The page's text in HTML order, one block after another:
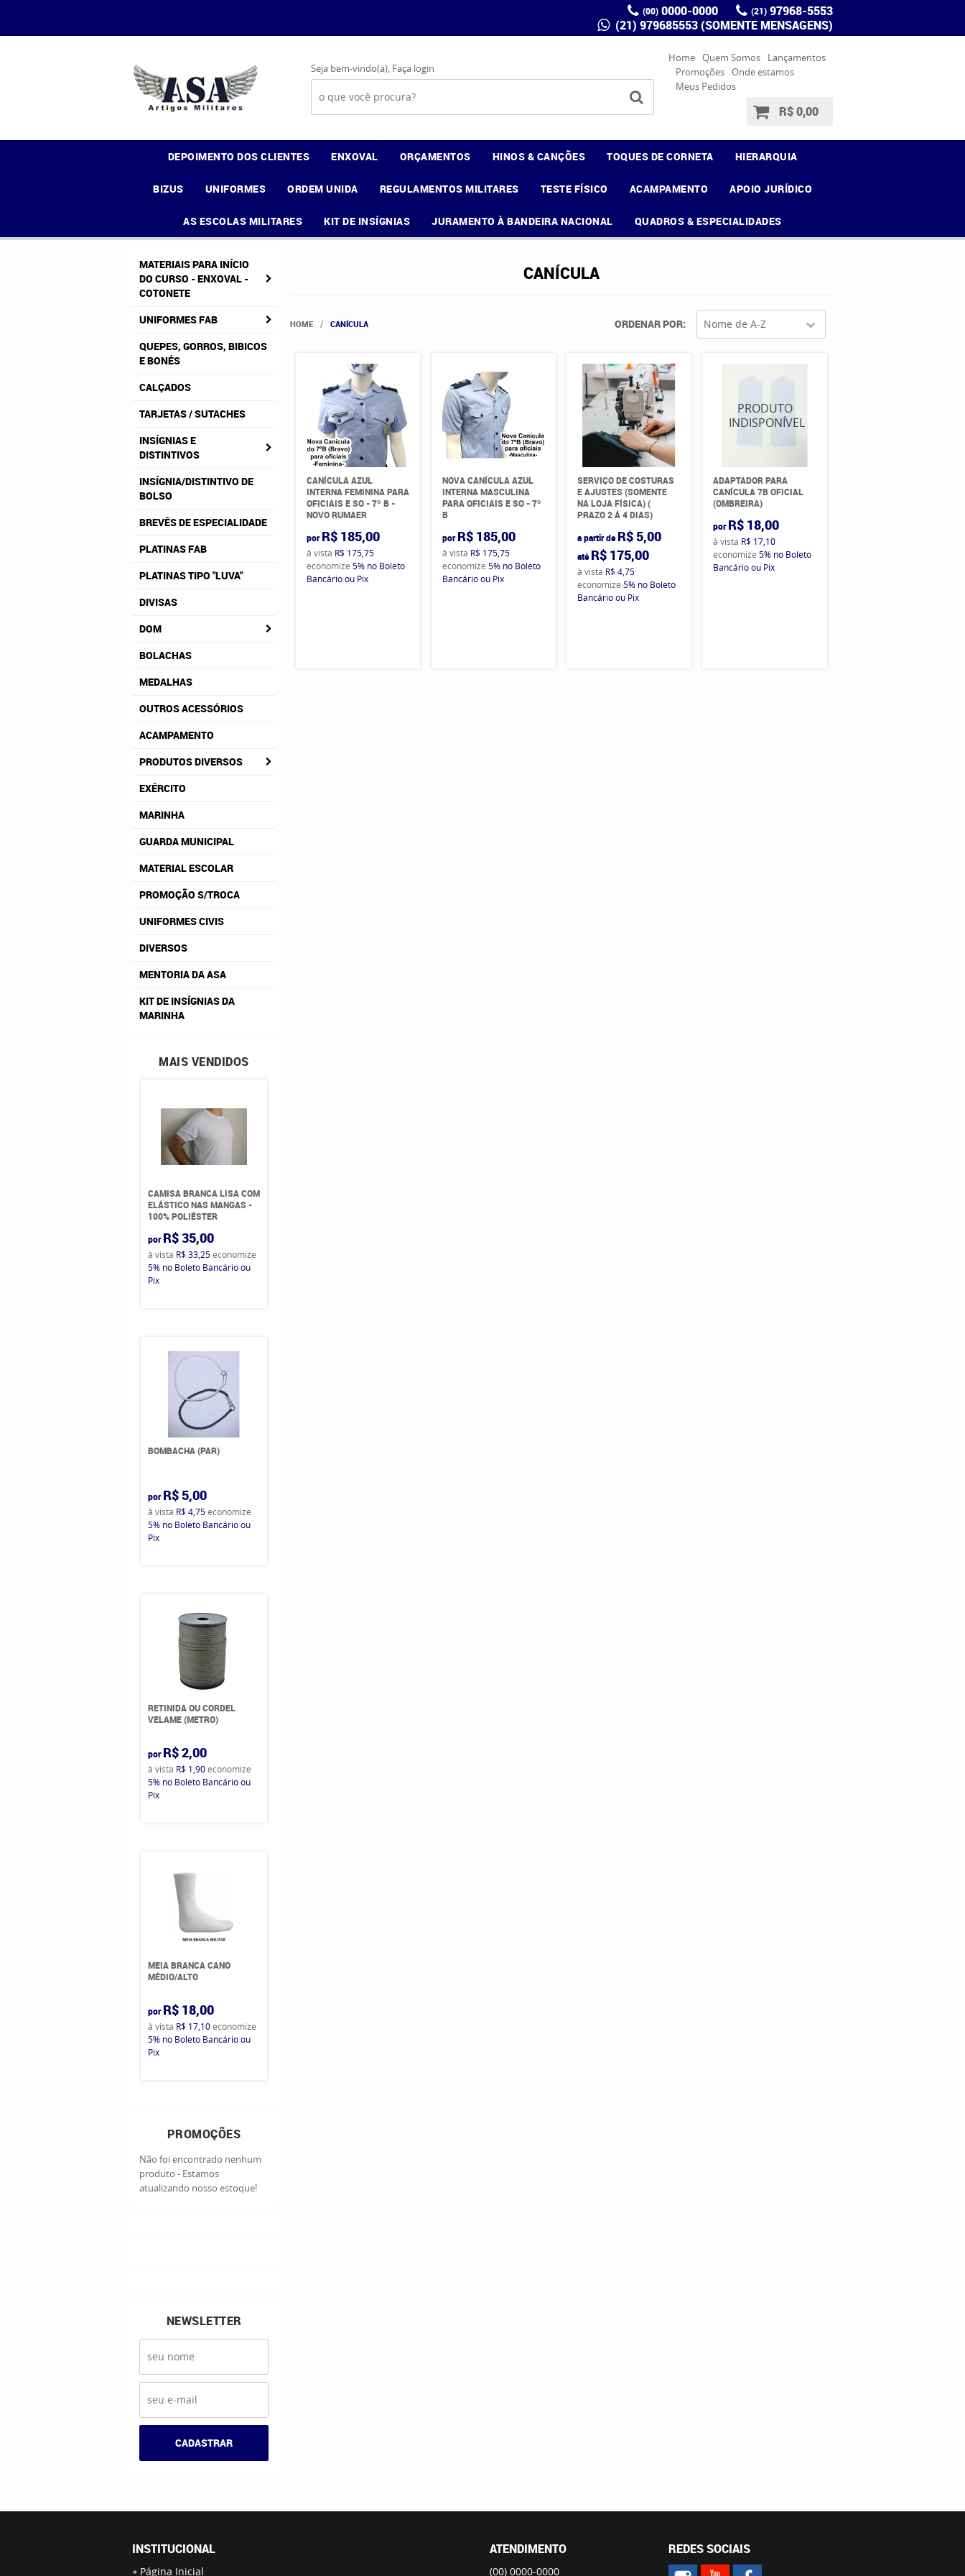
(00) 0000-0000 (21) 97968-5553
(21) 979685553 (SOMENTE MENSAGENS)
Seja bem-vindo(a), Faça login
Home Quem Somos
Lançamentos
Promoções Onde estamos
Meus Pedidos
R$ 0,00
DEPOIMENTO DOS CLIENTES ENXOVAL ORÇAMENTOS HINOS & CANÇÕES TOQUES DE CORNETA HIERARQUIA
BIZUS UNIFORMES ORDEM UNIDA REGULAMENTOS MILITARES TESTE FÍSICO ACAMPAMENTO APOIO JURÍDICO
AS ESCOLAS MILITARES KIT DE INSÍGNIAS JURAMENTO À BANDEIRA NACIONAL QUADROS & ESPECIALIDADES
MATERIAIS PARA INÍCIO
DO CURSO - ENXOVAL -
COTONETE
UNIFORMES FAB
QUEPES, GORROS, BIBICOS
E BONÉS
CALÇADOS
TARJETAS / SUTACHES
INSÍGNIAS E
DISTINTIVOS
INSÍGNIA/DISTINTIVO DE
BOLSO
BREVÊS DE ESPECIALIDADE
PLATINAS FAB
PLATINAS TIPO "LUVA"
DIVISAS
DOM
BOLACHAS
MEDALHAS
OUTROS ACESSÓRIOS
ACAMPAMENTO
PRODUTOS DIVERSOS
EXÉRCITO
MARINHA
GUARDA MUNICIPAL
MATERIAL ESCOLAR
PROMOÇÃO S/TROCA
UNIFORMES CIVIS
DIVERSOS
MENTORIA DA ASA
KIT DE INSÍGNIAS DA
MARINHA
MAIS VENDIDOS
CAMISA BRANCA LISA COM
ELÁSTICO NAS MANGAS -
100% POLIÉSTER
por R$ 35,00
à vista R$ 33,25economize
5% no Boleto Bancário ou
Pix
BOMBACHA (PAR)
por R$ 5,00
à vista R$ 4,75economize
5% no Boleto Bancário ou
Pix
RETINIDA OU CORDEL
VELAME (METRO)
por R$ 2,00
à vista R$ 1,90economize
5% no Boleto Bancário ou
Pix
MEIA BRANCA CANO
MÉDIO/ALTO
por R$ 18,00
à vista R$ 17,10economize
5% no Boleto Bancário ou
Pix
PROMOÇÕES
Não foi encontrado nenhum
produto - Estamos
atualizando nosso estoque!
NEWSLETTER
CADASTRAR
CANÍCULA
HOME CANÍCULA ORDENAR POR Nome de A-Z
CANÍCULA AZUL
INTERNA FEMININA PARA
OFICIAIS E SO - 7º B -
NOVO RUMAER
por R$ 185,00
à vista R$ 175,75
economize 5% no Boleto
Bancário ou Pix
NOVA CANÍCULA AZUL
INTERNA MASCULINA
PARA OFICIAIS E SO - 7º
B
por R$ 185,00
à vista R$ 175,75
economize 5% no Boleto
Bancário ou Pix
SERVIÇO DE COSTURAS
E AJUSTES (SOMENTE
NA LOJA FÍSICA) (
PRAZO 2 Á 4 DIAS)
a partir de R$ 5,00
até R$ 175,00
à vista R$ 4,75
economize5% no Boleto
Bancário ou Pix
ADAPTADOR PARA
CANÍCULA 7B OFICIAL
(OMBREIRA)
por R$ 18,00
à vista R$ 17,10
economize5% no Boleto
Bancário ou Pix
INSTITUCIONAL
Página Inicial
ATENDIMENTO
(00) 0000-0000
REDES SOCIAIS